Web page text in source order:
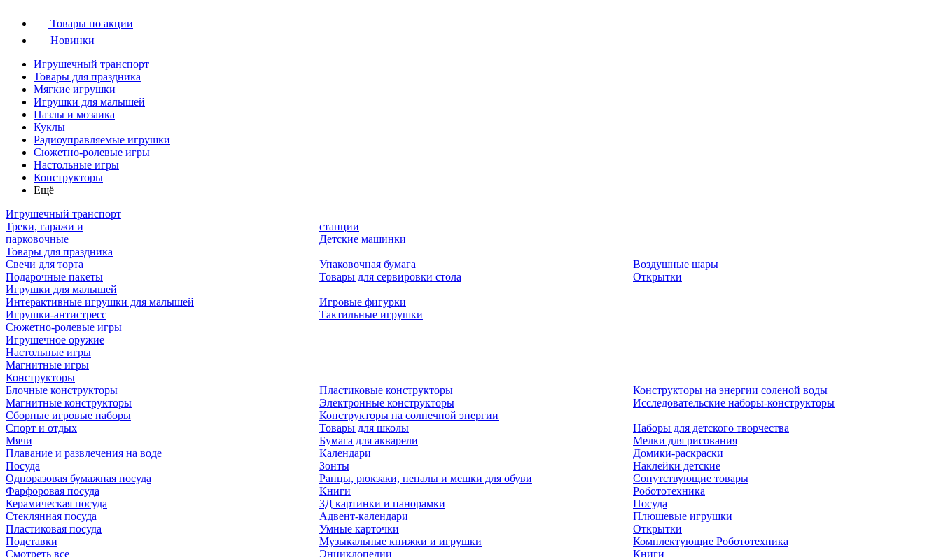
Товары по акции
Новинки
Игрушечный транспорт
Товары для праздника
Мягкие игрушки
Игрушки для малышей
Пазлы и мозаика
Куклы
Радиоуправляемые игрушки
Сюжетно-ролевые игры
Настольные игры
Конструкторы
Ещё
Игрушечный транспорт
Треки, гаражи и
парковочные
станции
Детские машинки
Товары для праздника
Свечи для торта
Подарочные пакеты
Упаковочная бумага
Товары для сервировки стола
Воздушные шары
Открытки
Игрушки для малышей
Интерактивные игрушки для малышей
Игрушки-антистресс
Игровые фигурки
Тактильные игрушки
Сюжетно-ролевые игры
Игрушечное оружие
Настольные игры
Магнитные игры
Конструкторы
Блочные конструкторы
Магнитные конструкторы
Сборные игровые наборы
Пластиковые конструкторы
Электронные конструкторы
Конструкторы на солнечной энергии
Конструкторы на энергии соленой воды
Исследовательские наборы-конструкторы
Спорт и отдых
Мячи
Плавание и развлечения на воде
Посуда
Одноразовая бумажная посуда
Фарфоровая посуда
Керамическая посуда
Стеклянная посуда
Пластиковая посуда
Подставки
Смотреть все
Товары для школы
Бумага для акварели
Календари
Зонты
Ранцы, рюкзаки, пеналы и мешки для обуви
Книги
3Д картинки и панорамки
Адвент-календари
Умные карточки
Музыкальные книжки и игрушки
Энциклопедии
Наборы для детского творчества
Мелки для рисования
Домики-раскраски
Наклейки детские
Сопутствующие товары
Робототехника
Посуда
Плюшевые игрушки
Открытки
Комплектующие Робототехника
Книги